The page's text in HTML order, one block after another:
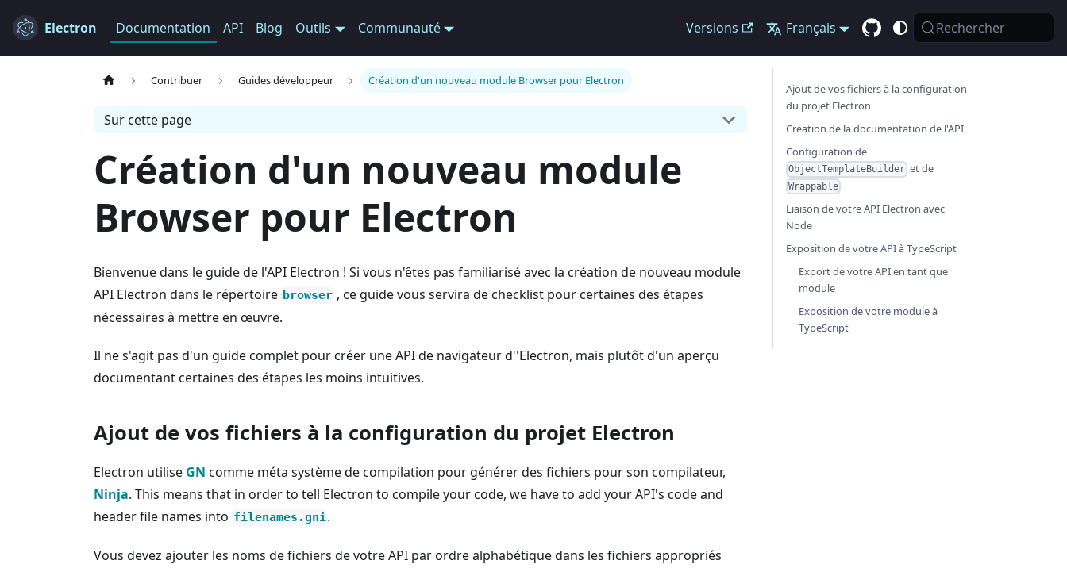
Electron Documentation API Blog Outils Communauté Versions Français Rechercher
Contribuer Guides développeur Création d'un nouveau module Browser pour Electron
Sur cette page
Création d'un nouveau module
Browser pour Electron
Bienvenue dans le guide de l'API Electron ! Si vous n'êtes pas familiarisé avec la création de nouveau module
API Electron dans le répertoire browser , ce guide vous servira de checklist pour certaines des étapes
nécessaires à mettre en œuvre.
Il ne s'agit pas d'un guide complet pour créer une API de navigateur d''Electron, mais plutôt d'un aperçu
documentant certaines des étapes les moins intuitives.
Ajout de vos fichiers à la configuration du projet Electron
Electron utilise GN comme méta système de compilation pour générer des fichiers pour son compilateur,
Ninja. This means that in order to tell Electron to compile your code, we have to add your API's code and
header file names into filenames.gni.
Vous devez ajouter les noms de fichiers de votre API par ordre alphabétique dans les fichiers appropriés
Ajout de vos fichiers à la configuration
du projet Electron
Création de la documentation de l'API
Configuration de
ObjectTemplateBuilder et de
Wrappable
Liaison de votre API Electron avec
Node
Exposition de votre API à TypeScript
Export de votre API en tant que
module
Exposition de votre module à
TypeScript